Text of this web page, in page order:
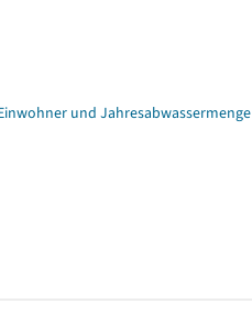
und Jahresabwassermenge